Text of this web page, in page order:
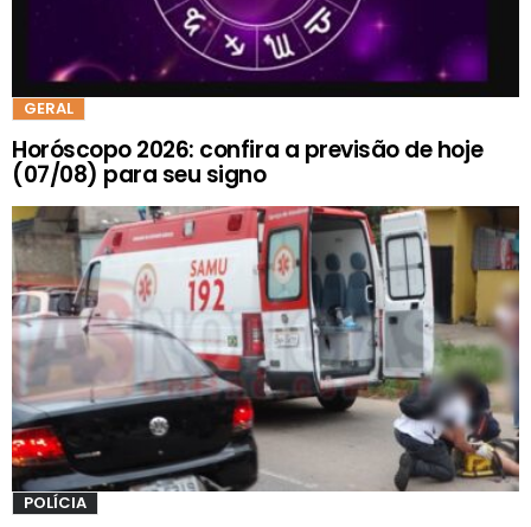
GERAL
Horóscopo 2026: confira a previsão de hoje
(07/08) para seu signo
POLÍCIA